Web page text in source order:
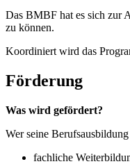
Das BMBF hat es sich zur
zu können.
Koordiniert wird das
Förderung
Was wird gefördert?
Wer seine
fachliche